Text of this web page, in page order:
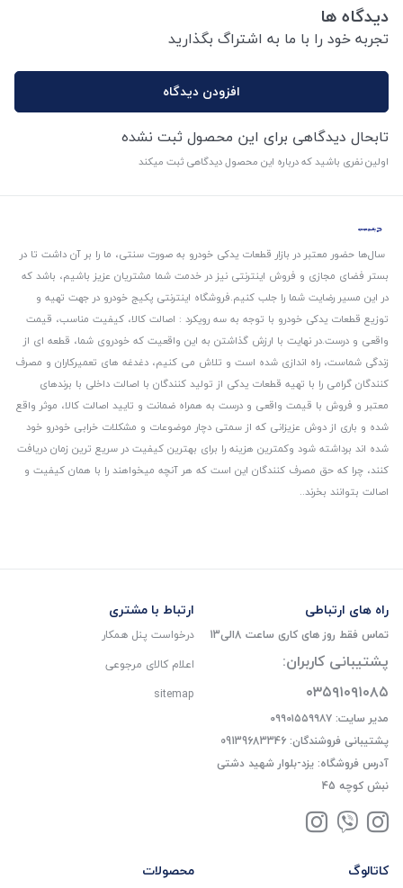
دیدگاه ها
تجربه خود را با ما به اشتراگ بگذارید
افزودن دیدگاه
تابحال دیدگاهی برای این محصول ثبت نشده
اولین نفری باشید که درباره این محصول دیدگاهی ثبت میکند
سال‌ها حضور معتبر در بازار قطعات یدکی خودرو به صورت سنتی، ما را بر آن داشت تا در
بستر فضای مجازی و فروش اینترنتی نیز در خدمت شما مشتریان عزیز باشیم، باشد که
در این مسیر رضایت شما را جلب کنیم.فروشگاه اینترنتی پکیج خودرو در جهت تهیه و
توزیع قطعات یدکی خودرو با توجه به سه رویکرد : اصالت کالا، کیفیت مناسب، قیمت
واقعی و درست.در نهایت با ارزش گذاشتن به این واقعیت که خودروی شما، قطعه ای از
زندگی شماست، راه اندازی شده است و تلاش می کنیم، دغدغه های تعمیرکاران و مصرف
کنندگان گرامی را با تهیه قطعات یدکی از تولید کنندگان با اصالت داخلی با برندهای
معتبر و فروش با قیمت واقعی و درست به همراه ضمانت و تایید اصالت کالا، موثر واقع
شده و باری از دوش عزیزانی که از سمتی دچار موضوعات و مشکلات خرابی خودرو خود
شده اند برداشته شود و‌کمترین هزینه را برای بهترین کیفیت در سریع ترین زمان دریافت
کنند، چرا که حق مصرف کنندگان این است که هر آنچه میخواهند را با همان کیفیت و
اصالت بتوانند بخرند..
راه های ارتباطی
تماس فقط روز های کاری ساعت 8الی13
پشتیبانی کاربران:
۰۳۵۹۱۰۹۱۰۸۵
مدیر سایت: ۰۹۹۰۱۵۵۹۹۸۷
پشتیبانی فروشندگان: 09139683346
آدرس فروشگاه: یزد-بلوار شهید دشتی
نبش کوچه 45
ارتباط با مشتری
درخواست پنل همکار
اعلام کالای مرجوعی
sitemap
کاتالوگ محصولات